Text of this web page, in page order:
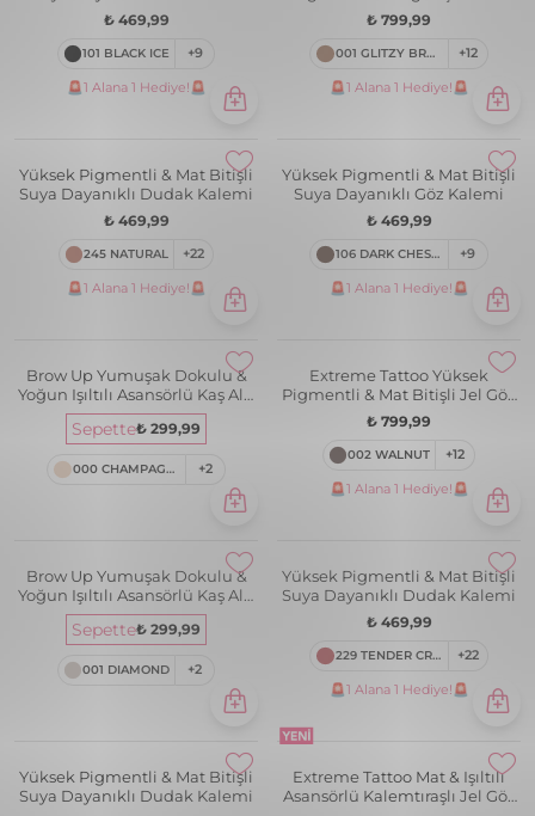
₺ 469,99
101 BLACK ICE +9
🚨1 Alana 1 Hediye!🚨
Göz Kalemi
₺ 799,99
001 GLITZY BROWN +12
🚨1 Alana 1 Hediye!🚨
Yüksek Pigmentli & Mat Bitişli
Suya Dayanıklı Dudak Kalemi
₺ 469,99
245 NATURAL +22
🚨1 Alana 1 Hediye!🚨
Yüksek Pigmentli & Mat Bitişli
Suya Dayanıklı Göz Kalemi
₺ 469,99
106 DARK CHESTNUT +9
🚨1 Alana 1 Hediye!🚨
Brow Up Yumuşak Dokulu &
Yoğun Işıltılı Asansörlü Kaş Altı
Aydınlatma Kalemi
Sepette₺ 299,99
000 CHAMPAGNE +2
Extreme Tattoo Yüksek
Pigmentli & Mat Bitişli Jel Göz
Kalemi
₺ 799,99
002 WALNUT +12
🚨1 Alana 1 Hediye!🚨
Brow Up Yumuşak Dokulu &
Yoğun Işıltılı Asansörlü Kaş Altı
Aydınlatma Kalemi
Sepette₺ 299,99
001 DIAMOND +2
Yüksek Pigmentli & Mat Bitişli
Suya Dayanıklı Dudak Kalemi
₺ 469,99
229 TENDER CREAM +22
🚨1 Alana 1 Hediye!🚨
Yüksek Pigmentli & Mat Bitişli
Suya Dayanıklı Dudak Kalemi
Extreme Tattoo Mat & Işıltılı
Asansörlü Kalemtıraşlı Jel Göz